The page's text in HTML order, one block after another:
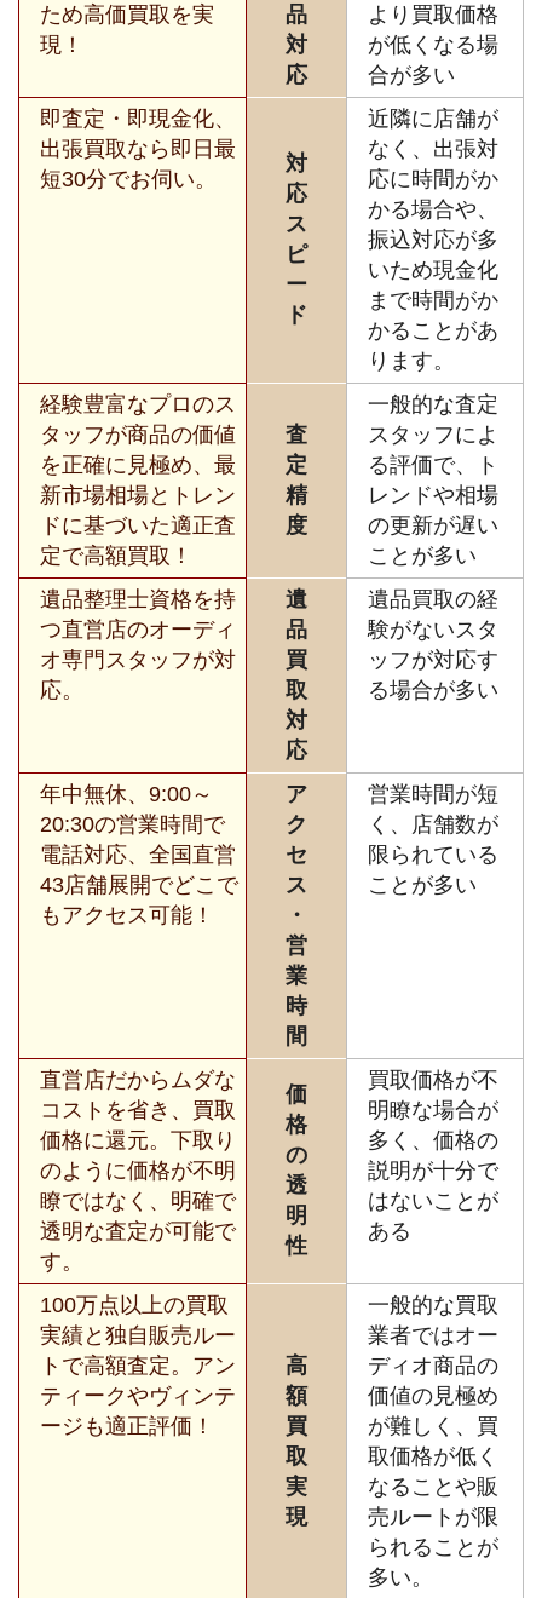
ため高価買取を実
現！
品
対
応
より買取価格
が低くなる場
合が多い
即査定・即現金化、
出張買取なら即日最
短30分でお伺い。
対
応
ス
ピ
ー
ド
近隣に店舗が
なく、出張対
応に時間がか
かる場合や、
振込対応が多
いため現金化
まで時間がか
かることがあ
ります。
経験豊富なプロのス
タッフが商品の価値
を正確に見極め、最
新市場相場とトレン
ドに基づいた適正査
定で高額買取！
査
定
精
度
一般的な査定
スタッフによ
る評価で、ト
レンドや相場
の更新が遅い
ことが多い
遺品整理士資格を持
つ直営店のオーディ
オ専門スタッフが対
応。
遺
品
買
取
対
応
遺品買取の経
験がないスタ
ッフが対応す
る場合が多い
年中無休、9:00～
20:30の営業時間で
電話対応、全国直営
43店舗展開でどこで
もアクセス可能！
ア
ク
セ
ス
・
営
業
時
間
営業時間が短
く、店舗数が
限られている
ことが多い
直営店だからムダな
コストを省き、買取
価格に還元。下取り
のように価格が不明
瞭ではなく、明確で
透明な査定が可能で
す。
価
格
の
透
明
性
買取価格が不
明瞭な場合が
多く、価格の
説明が十分で
はないことが
ある
100万点以上の買取
実績と独自販売ルー
トで高額査定。アン
ティークやヴィンテ
ージも適正評価！
高
額
買
取
実
現
一般的な買取
業者ではオー
ディオ商品の
価値の見極め
が難しく、買
取価格が低く
なることや販
売ルートが限
られることが
多い。